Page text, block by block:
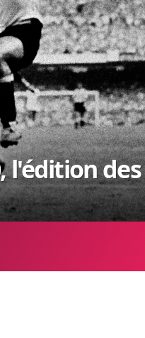
l'édition des